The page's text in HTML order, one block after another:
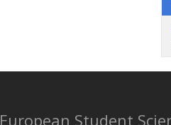
European Student